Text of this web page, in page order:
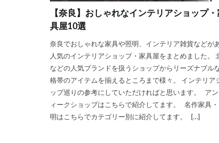
【奈良】おしゃれなインテリアショップ
具屋10選
奈良でおしゃれな家具や照明、インテリア雑貨などが
人気のインテリアショップ・家具屋をまとめました。
などの人気ブランドを扱うショップからリーズナブル
格帯のアイテムを揃えるところまで様々。 インテリア
ップ巡りの参考にしていただければと思います。 ア
ィークショップはこちらで紹介してます。 名作家具
明はこちらでカテゴリー別に紹介してます。 […]